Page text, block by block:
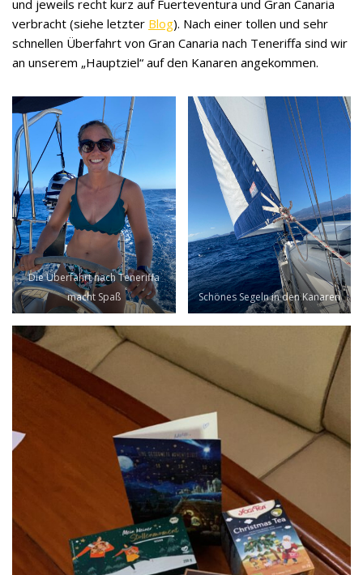
und jeweils recht kurz auf Fuerteventura und Gran Canaria
verbracht (siehe letzter Blog). Nach einer tollen und sehr
schnellen Überfahrt von Gran Canaria nach Teneriffa sind wir
an unserem „Hauptziel“ auf den Kanaren angekommen.
Die Überfahrt nach Teneriffa
macht Spaß
Schönes Segeln in den Kanaren